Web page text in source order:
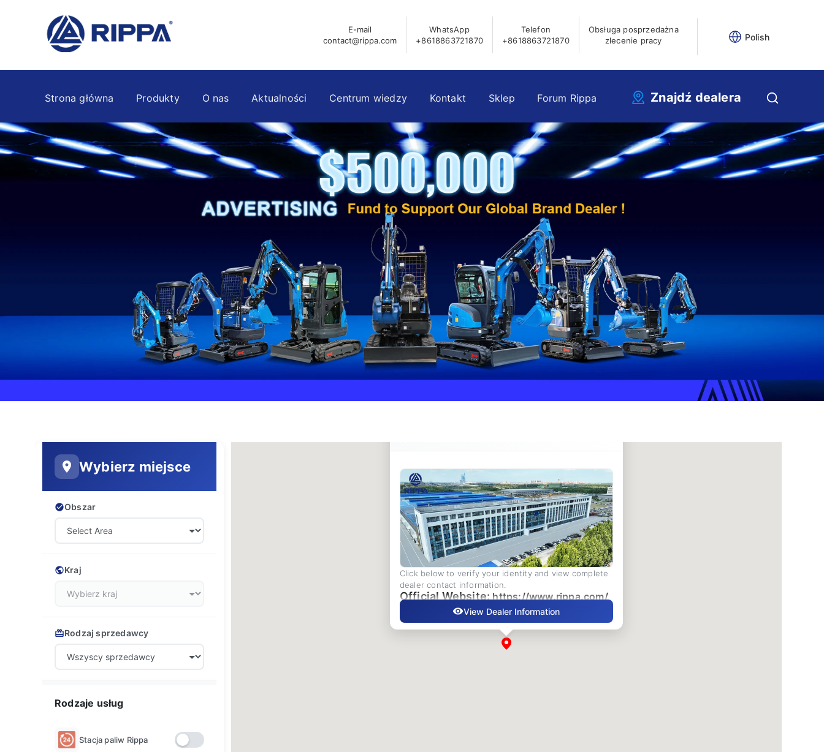
E-mail
contact@rippa.com
WhatsApp
+8618863721870
Telefon
+8618863721870
Obsługa posprzedażna
zlecenie pracy
Polish
Strona główna Produkty O nas Aktualności Centrum wiedzy Kontakt Sklep Forum Rippa Znajdź dealera
Wybierz miejsce
Obszar
Kraj
Rodzaj sprzedawcy
Rodzaje usług
Stacja paliw Rippa
Rippa ****** oup
Click below to verify your identity and view complete
dealer contact information.
Official Website:https://www.rippa.com/
View Dealer Information